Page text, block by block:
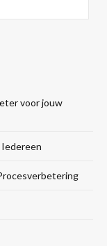
voor jouw
Iedereen